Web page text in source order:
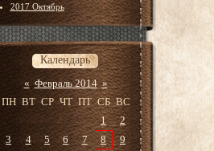
2017 Октябрь
Календарь
« Февраль 2014 »
ПН ВТ СР ЧТ ПТ СБ ВС
1
2
3
4 5 6 7 8
9